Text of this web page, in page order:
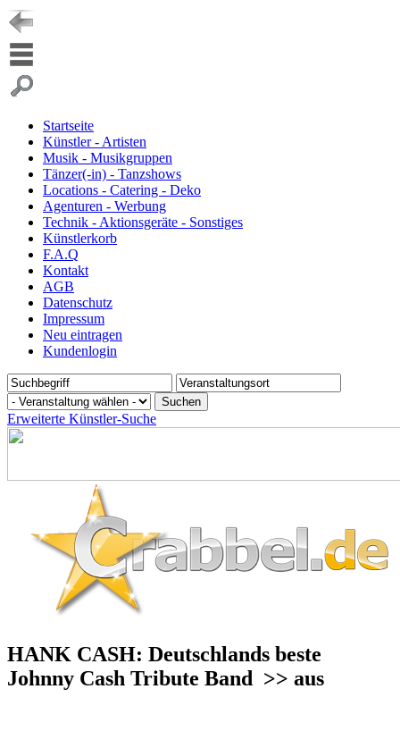
Startseite
Künstler - Artisten
Musik - Musikgruppen
Tänzer(-in) - Tanzshows
Locations - Catering - Deko
Agenturen - Werbung
Technik - Aktionsgeräte - Sonstiges
Künstlerkorb
F.A.Q
Kontakt
AGB
Datenschutz
Impressum
Neu eintragen
Kundenlogin
Erweiterte Künstler-Suche
HANK CASH: Deutschlands beste
Johnny Cash Tribute Band >> aus